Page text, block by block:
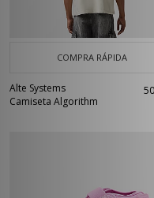
COMPRA RÁPIDA
Alte Systems
Camiseta Algorithm